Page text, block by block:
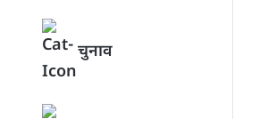
चुनाव